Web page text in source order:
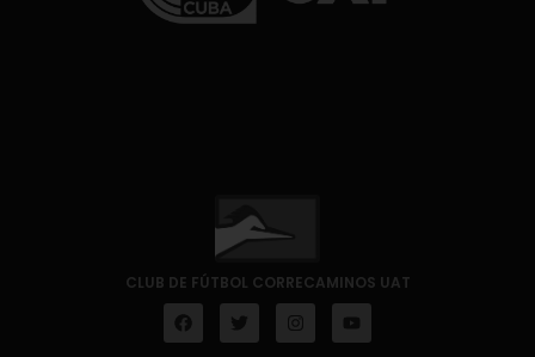
CLUB DE FÚTBOL CORRECAMINOS UAT